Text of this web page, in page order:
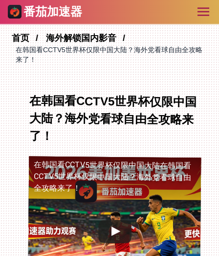
番茄加速器
首页 海外解锁国内影音
在韩国看CCTV5世界杯仅限中国大陆？海外党看球自由全攻略
来了！
在韩国看CCTV5世界杯仅限中国
大陆？海外党看球自由全攻略来
了！
在韩国看CCTV5世界杯仅限中国大陆在韩国看
CCTV5世界杯仅限中国大陆？海外党看球自由
全攻略来了！